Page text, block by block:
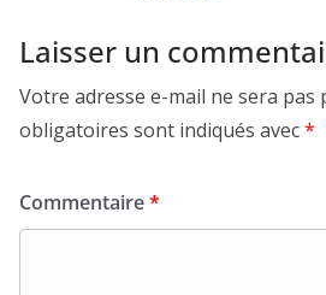
Laisser un
Votre adresse e-mail ne sera pas
obligatoires sont indiqués avec*
Commentaire*